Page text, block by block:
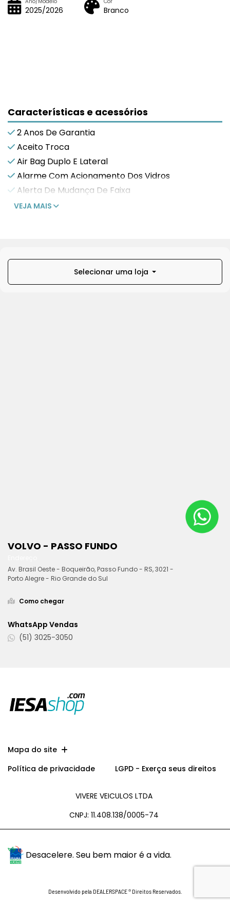
2025/2026 Branco
Características e acessórios
2 Anos De Garantia
Aceito Troca
Air Bag Duplo E Lateral
Alarme Com Acionamento Dos Vidros
Alerta De Mudança De Faixa
VEJA MAIS
Selecionar uma loja
VOLVO - PASSO FUNDO
Av. Brasil Oeste - Boqueirão, Passo Fundo - RS, 3021 -
Porto Alegre - Rio Grande do Sul
Como chegar
WhatsApp Vendas
(51) 3025-3050
Mapa do site
Política de privacidade
LGPD - Exerça seus direitos
VIVERE VEICULOS LTDA
CNPJ: 11.408.138/0005-74
Desacelere. Seu bem maior é a vida.
Desenvolvido pela DEALERSPACE ® Direitos Reservados.